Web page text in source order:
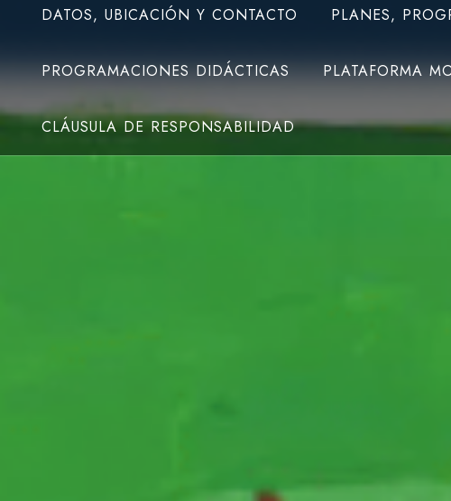
DATOS, UBICACIÓN Y CONTACTO PLANES,
PROGRAMACIONES DIDÁCTICAS PLATAFORMA
CLÁUSULA DE RESPONSABILIDAD